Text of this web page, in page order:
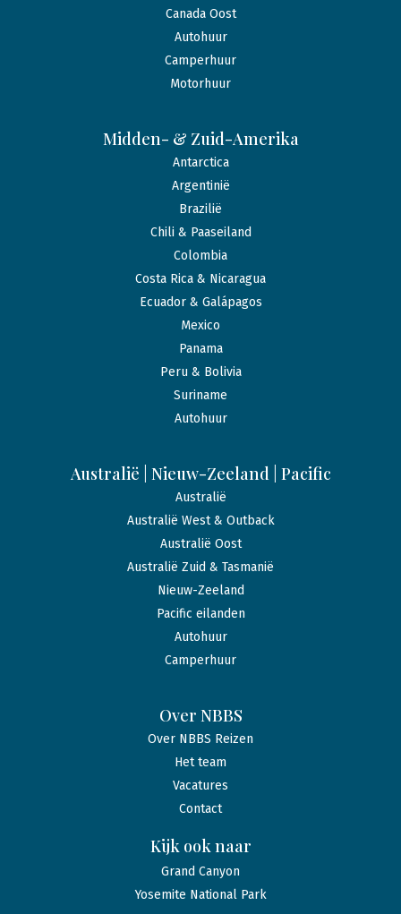
Canada Oost
Autohuur
Camperhuur
Motorhuur
Midden- & Zuid-Amerika
Antarctica
Argentinië
Brazilië
Chili & Paaseiland
Colombia
Costa Rica & Nicaragua
Ecuador & Galápagos
Mexico
Panama
Peru & Bolivia
Suriname
Autohuur
Australië | Nieuw-Zeeland | Pacific
Australië
Australië West & Outback
Australië Oost
Australië Zuid & Tasmanië
Nieuw-Zeeland
Pacific eilanden
Autohuur
Camperhuur
Over NBBS
Over NBBS Reizen
Het team
Vacatures
Contact
Kijk ook naar
Grand Canyon
Yosemite National Park